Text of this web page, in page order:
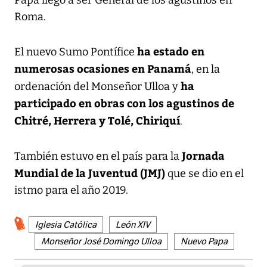
Roma.
El nuevo Sumo Pontífice ha estado en
numerosas ocasiones en Panamá, en la
ordenación del Monseñor Ulloa yha
participado en obras con los agustinos de
Chitré, Herrera y Tolé, Chiriquí.
También estuvo en el país para laJornada
Mundial de la Juventud (JMJ)que se dio en el
istmo para el año 2019.
Iglesia Católica
León XIV
Monseñor José Domingo Ulloa
Nuevo Papa